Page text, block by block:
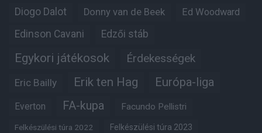
Diogo Dalot Donny van de Beek Ed Woodward
Edinson Cavani Edzői stáb
Egykori játékosok Érdekességek
Eric Bailly Erik ten Hag Európa-liga
Everton FA-kupa Facundo Pellistri
Felkészülési túra 2022 Felkészülési túra 2023